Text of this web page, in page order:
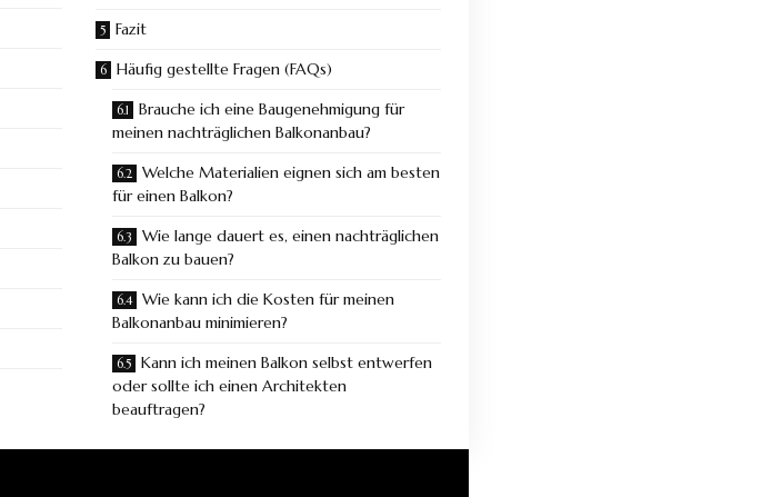
Fazit
Häufig gestellte Fragen (FAQs)
Brauche ich eine Baugenehmigung für
meinen nachträglichen Balkonanbau?
Welche Materialien eignen sich am besten
für einen Balkon?
Wie lange dauert es, einen nachträglichen
Balkon zu bauen?
Wie kann ich die Kosten für meinen
Balkonanbau minimieren?
Kann ich meinen Balkon selbst entwerfen
oder sollte ich einen Architekten
beauftragen?